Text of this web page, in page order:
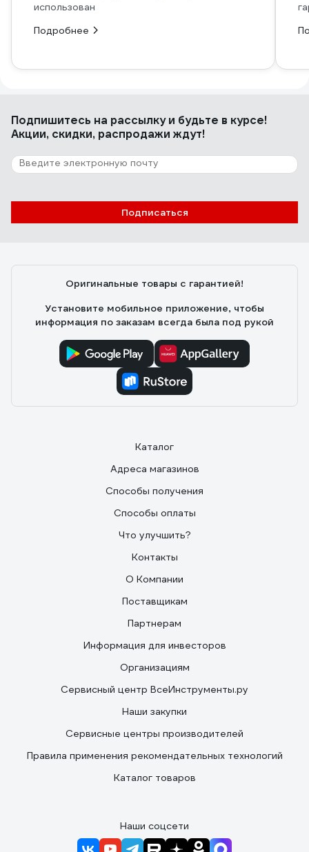
использован
Подробнее
Подпишитесь на рассылкуи будьте в курсе!
Акции, скидки, распродажи ждут!
Подписаться
Оригинальные товары с гарантией!
Установите мобильное приложение, чтобы
информация по заказам всегда была под рукой
Каталог
Адреса магазинов
Способы получения
Способы оплаты
Что улучшить?
Контакты
О Компании
Поставщикам
Партнерам
Информация для инвесторов
Организациям
Сервисный центр ВсеИнструменты.ру
Наши закупки
Сервисные центры производителей
Правила применения рекомендательных технологий
Каталог товаров
Наши соцсети